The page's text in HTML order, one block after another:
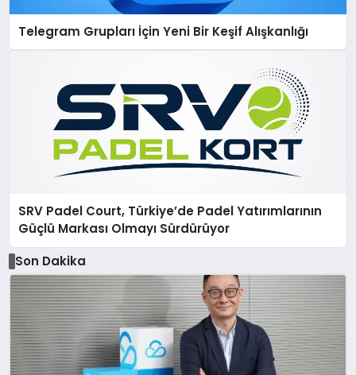
Telegram Grupları İçin Yeni Bir Keşif Alışkanlığı
SRV Padel Court, Türkiye’de Padel Yatırımlarının
Güçlü Markası Olmayı Sürdürüyor
Son Dakika